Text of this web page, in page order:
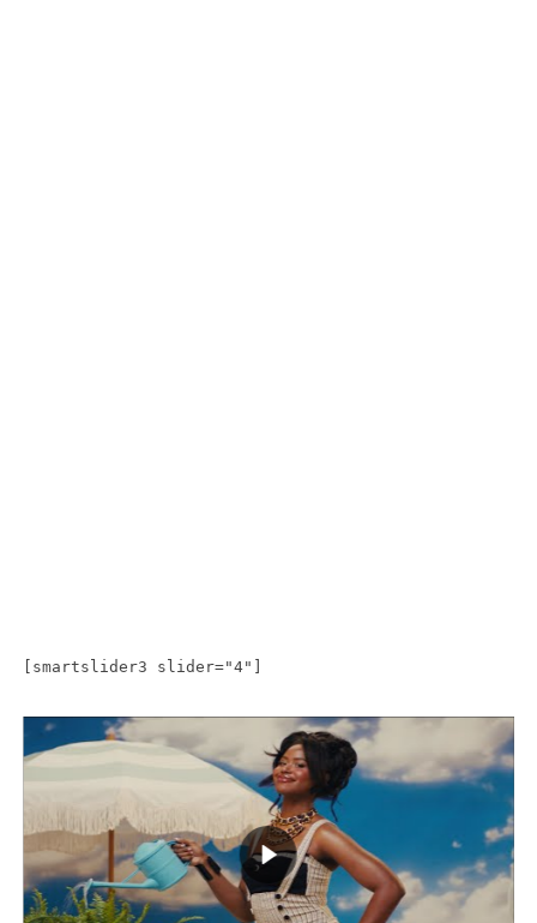
[smartslider3 slider="4"]